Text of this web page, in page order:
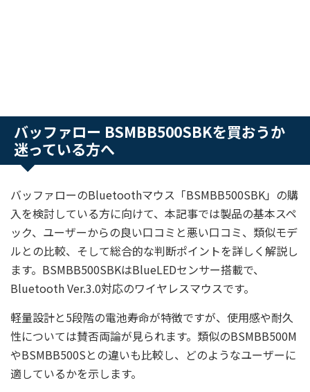
バッファロー BSMBB500SBKを買おうか
迷っている方へ
バッファローのBluetoothマウス「BSMBB500SBK」の購
入を検討している方に向けて、本記事では製品の基本スペ
ック、ユーザーからの良い口コミと悪い口コミ、類似モデ
ルとの比較、そして総合的な判断ポイントを詳しく解説し
ます。BSMBB500SBKはBlueLEDセンサー搭載で、
Bluetooth Ver.3.0対応のワイヤレスマウスです。
軽量設計と5段階の電池寿命が特徴ですが、使用感や耐久
性については賛否両論が見られます。類似のBSMBB500M
やBSMBB500Sとの違いも比較し、どのようなユーザーに
適しているかを示します。